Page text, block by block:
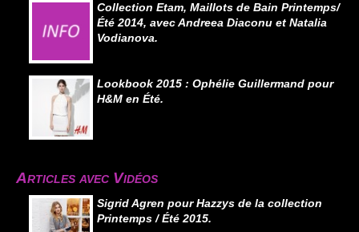
Collection Etam, Maillots de Bain Printemps/
Été 2014, avec Andreea Diaconu et Natalia
Vodianova.
Lookbook 2015 : Ophélie Guillermand pour
H&M en Été.
Articles avec Vidéos
Sigrid Agren pour Hazzys de la collection
Printemps / Été 2015.